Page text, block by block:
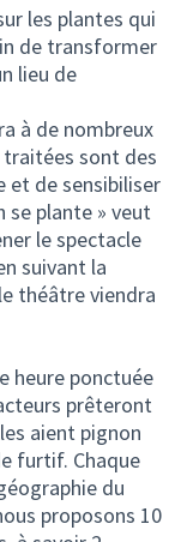
les plantes qui
de transformer
lieu de
à de nombreux
sont des
et de sensibiliser
se plante » veut
le spectacle
suivant la
théâtre viendra
heure ponctuée
prêteront
aient pignon
furtif. Chaque
du
proposons 10